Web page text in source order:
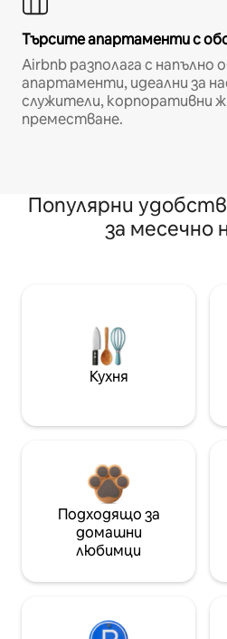
Търсите апартаменти с
Airbnb разполага с напълно
апартаменти, идеални за
служители, корпоративни
преместване.
Популярни
за месечно
Кухня
Подходящо за
домашни
любимци